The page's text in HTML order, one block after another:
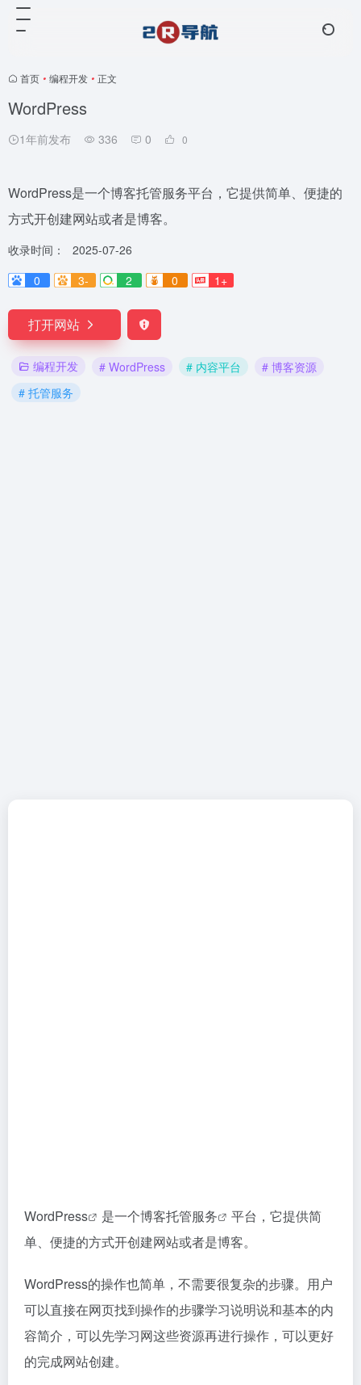
首页 • 编程开发 • 正文
WordPress
1年前发布 336 0 0
WordPress是一个博客托管服务平台，它提供简单、便捷的
方式开创建网站或者是博客。
收录时间：
2025-07-26
0
3- 2 0 1+
打开网站
编程开发 # WordPress # 内容平台
# 博客资源
# 托管服务
WordPress 是一个博客托管服务
平台，它提供简
单、便捷的方式开创建网站或者是博客。
WordPress的操作也简单，不需要很复杂的步骤。用户
可以直接在网页找到操作的步骤学习说明说和基本的内
容简介，可以先学习网这些资源再进行操作，可以更好
的完成网站创建。